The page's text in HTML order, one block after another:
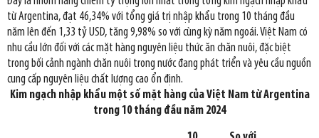
từ Argentina, đạt 46,34% với tổng giá trị nhập khẩu trong 10 tháng đầu
năm lên đến 1,33 tỷ USD, tăng 9,98% so với cùng kỳ năm ngoái. Việt Nam có
nhu cầu lớn đối với các mặt hàng nguyên liệu thức ăn chăn nuôi, đặc biệt
trong bối cảnh ngành chăn nuôi trong nước đang phát triển và yêu cầu nguồn
cung cấp nguyên liệu chất lượng cao ổn định.
Kim ngạch nhập khẩu một số mặt hàng của Việt Nam từ Argentina
trong 10 tháng đầu năm 2024